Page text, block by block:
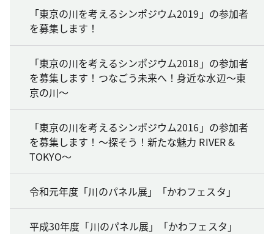
「東京の川を考えるシンポジウム2019」の参加者
を募集します！
「東京の川を考えるシンポジウム2018」の参加者
を募集します！つなごう未来へ！身近な水辺～東
京の川～
「東京の川を考えるシンポジウム2016」の参加者
を募集します！～探そう！新たな魅力 RIVER &
TOKYO～
令和元年度「川のパネル展」「かわフェスタ」
平成30年度「川のパネル展」「かわフェスタ」